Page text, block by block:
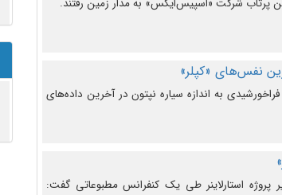
نفس‌های «کپلر»
به اندازه سیاره نپتون در آخرین داده‌های
استارلاینر طی یک کنفرانس مطبوعاتی گفت: